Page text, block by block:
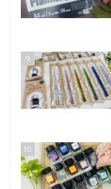
9
10